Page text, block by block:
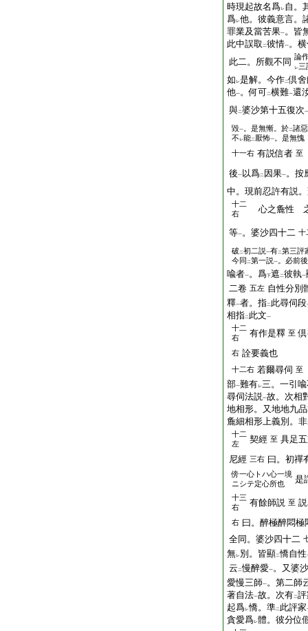
時現起故名爲レ自。
爲レ他。彼義意言。
罪業及當苦果一。皆
此中誤取 二彼情一。
此二。所觀不同 論
レ三
如 レ是解。今作二倶
他一。何可二横難一還
與二婆沙第十五復次一
毀一 。是無慚。於二諸
不 レ能二 厭怖一 。是無愧
十一右 有説信者 至
後一 以爲二 因果一。按
中。現前忍許有説
十二
右
心之麁性
等一。婆沙四十二 十
破 二初二説一有二第三評
今同 二第一説一 。必前
喩者一。爲下遮 二彼執一
二卷 五左 自性分別
釋一者。指二 此尋伺段
相指二 此文一
十二
右
有作是釋 至
右 詮要義也
十二右 若爾尋伺 至
部一難有レ三。一引
尋伺法説一故。次相
地相形。又地地九
麁細相形上義別。非
十二
左
契經 至 具足
尼經 三右 曰。初禪
傍一心トハ心一境
ニシテ定心所也
是
十三
右
有餘師説 至
右 曰。醉極醉悶極
全同。婆沙四十二
無レ別。皆顯二憍自性
云 二慢醉愛一。又婆沙
愛慢三師一。第二師
著自法一故。次有二
起爲レ憍。準二 此評家
貪愛爲レ體。彼分位